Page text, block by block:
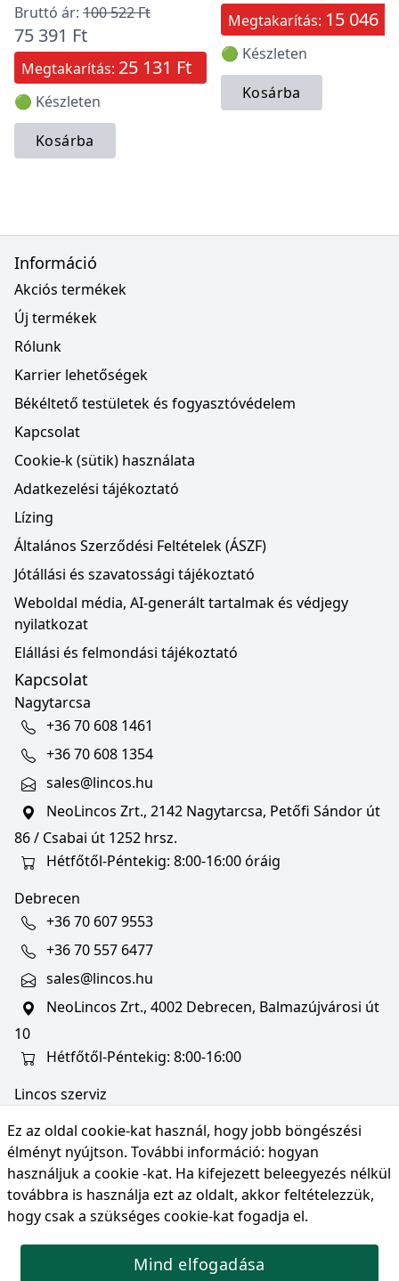
Bruttó ár: 100 522 Ft
75 391 Ft
Megtakarítás: 25 131 Ft
🟢 Készleten
Kosárba
Megtakarítás: 15 046 Ft
🟢 Készleten
Kosárba
Ez az oldal cookie-kat használ, hogy jobb böngészési
élményt nyújtson. További információ: hogyan
használjuk a cookie -kat. Ha kifejezett beleegyezés nélkül
továbbra is használja ezt az oldalt, akkor feltételezzük,
hogy csak a szükséges cookie-kat fogadja el.
Mind elfogadása
Információ
Akciós termékek
Új termékek
Rólunk
Karrier lehetőségek
Békéltető testületek és fogyasztóvédelem
Kapcsolat
Cookie-k (sütik) használata
Adatkezelési tájékoztató
Lízing
Általános Szerződési Feltételek (ÁSZF)
Jótállási és szavatossági tájékoztató
Weboldal média, AI-generált tartalmak és védjegy
nyilatkozat
Elállási és felmondási tájékoztató
Kapcsolat
Nagytarcsa
+36 70 608 1461
+36 70 608 1354
sales@lincos.hu
NeoLincos Zrt., 2142 Nagytarcsa, Petőfi Sándor út
86 / Csabai út 1252 hrsz.
Hétfőtől-Péntekig: 8:00-16:00 óráig
Debrecen
+36 70 607 9553
+36 70 557 6477
sales@lincos.hu
NeoLincos Zrt., 4002 Debrecen, Balmazújvárosi út
10
Hétfőtől-Péntekig: 8:00-16:00
Lincos szerviz
NeoLincos Zrt., 4002 Debrecen, Balmazújvárosi út
10
Nyitvatartás: hétfő-péntek 8:00-16:00